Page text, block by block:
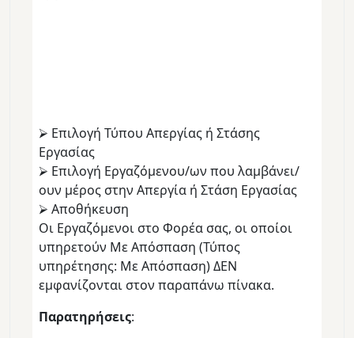
⮚ Επιλογή Τύπου Απεργίας ή Στάσης
Εργασίας
⮚ Επιλογή Εργαζόμενου/ων που λαμβάνει/
ουν μέρος στην Απεργία ή Στάση Εργασίας
⮚ Αποθήκευση
Οι Εργαζόμενοι στο Φορέα σας, οι οποίοι
υπηρετούν Με Απόσπαση (Τύπος
υπηρέτησης: Με Απόσπαση) ΔΕΝ
εμφανίζονται στον παραπάνω πίνακα.
Παρατηρήσεις: